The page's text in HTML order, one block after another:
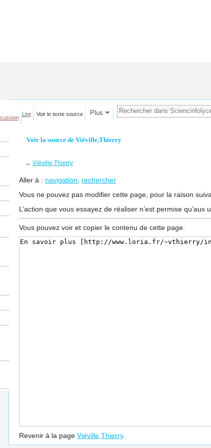
Voir la source de Viéville,Thierry
← Viéville,Thierry
Aller à : navigation, rechercher
Vous ne pouvez pas modifier cette page, pour la raison
L’action que vous essayez de réaliser n’est permise qu’aux
Vous pouvez voir et copier le contenu de cette page.
Revenir à la page Viéville,Thierry.
Lire Voir le texte source Plus